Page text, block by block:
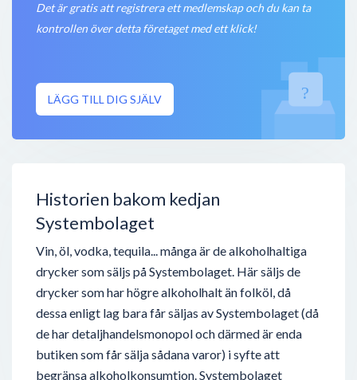
Det är gratis att registrera ett medlemskap och du kan ta
kontrollen över detta företaget med ett klick!
LÄGG TILL DIG SJÄLV
Systembolaget
Långholmsgatan 21A,117 33Stockholm
Systembolaget
Boråsvägen 2,512 53
Öppet nu
Historien bakom kedjan
Systembolaget
Vin, öl, vodka, tequila... många är de alkoholhaltiga
drycker som säljs på Systembolaget. Här säljs de
drycker som har högre alkoholhalt än folköl, då
dessa enligt lag bara får säljas av Systembolaget (då
de har detaljhandelsmonopol och därmed är enda
butiken som får sälja sådana varor) i syfte att
begränsa alkoholkonsumtion. Systembolaget